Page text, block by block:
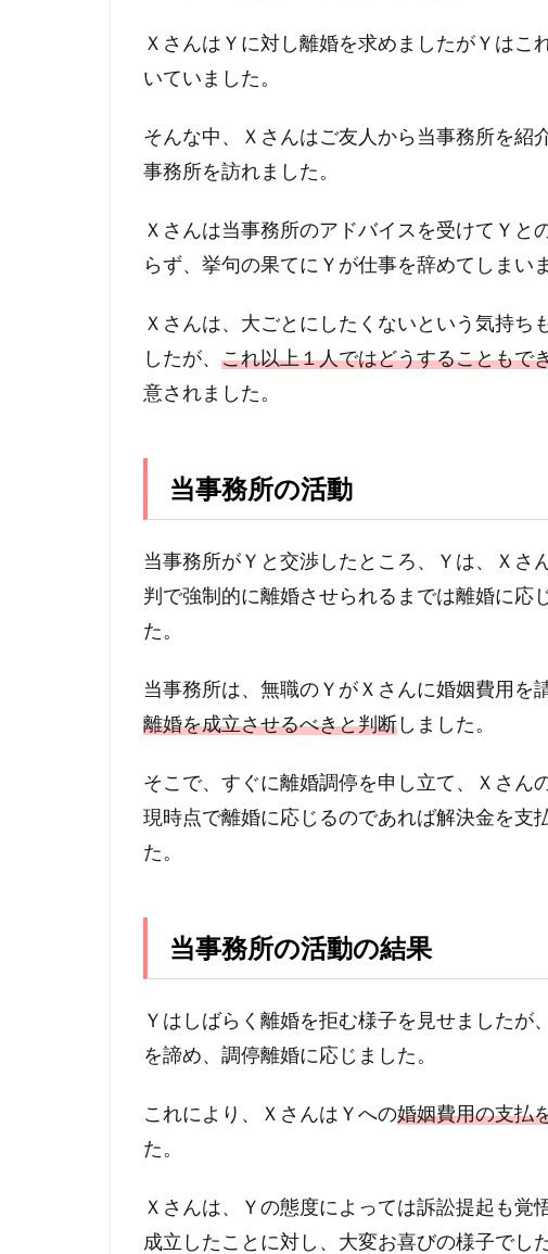
ＸさんはＹに対し離婚を求めましたがＹは
いていました。
そんな中、Ｘさんはご友人から当事務所を紹
事務所を訪れました。
Ｘさんは当事務所のアドバイスを受けてＹ
らず、挙句の果てにＹが仕事を辞めてしまい
Ｘさんは、大ごとにしたくないという気持ち
したが、 これ以上１人ではどうすることもで
意されました。
当事務所の活動
当事務所がＹと交渉したところ、Ｙは、Ｘさ
判で強制的に離婚させられるまでは離婚に応
た。
当事務所は、無職のＹがＸさんに婚姻費用を
離婚を成立させるべきと判断しました。
そこで、すぐに離婚調停を申し立て、Ｘさん
現時点で離婚に応じるのであれば解決金を支
た。
当事務所の活動の結果
Ｙはしばらく離婚を拒む様子を見せましたが
を諦め、調停離婚に応じました。
これにより、ＸさんはＹへの婚姻費用の支払
た。
Ｘさんは、Ｙの態度によっては訴訟提起も
成立したことに対し、大変お喜びの様子でした